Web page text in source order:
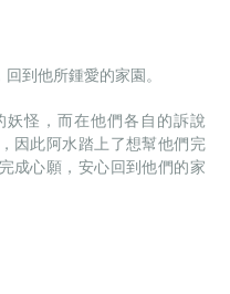
到他所鍾愛的家園。
怪，而在他們各自的訴說
因此阿水踏上了想幫他們完
成心願，安心回到他們的家